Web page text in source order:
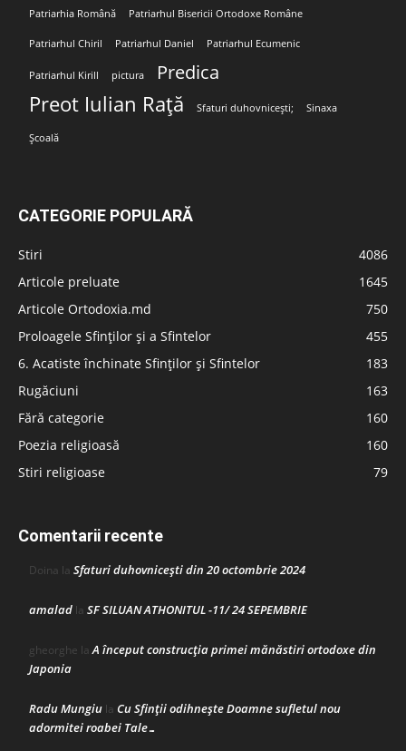
Patriarhia Română Patriarhul Bisericii Ortodoxe Române
Patriarhul Chiril Patriarhul Daniel Patriarhul Ecumenic
Patriarhul Kirill pictura Predica
Preot Iulian Rață Sfaturi duhovnicești; Sinaxa
Școală
CATEGORIE POPULARĂ
Stiri
4086
Articole preluate
1645
Articole Ortodoxia.md
750
Proloagele Sfinților și a Sfintelor
455
6. Acatiste închinate Sfinților și Sfintelor
183
Rugăciuni
163
Fără categorie
160
Poezia religioasă
160
Stiri religioase
79
Comentarii recente
Doina la Sfaturi duhovnicești din 20 octombrie 2024
amalad la SF SILUAN ATHONITUL -11/ 24 SEPEMBRIE
gheorghe laA început construcţia primei mănăstiri ortodoxe din
Japonia
Radu Mungiu la Cu Sfinții odihnește Doamne sufletul nou
adormitei roabei Tale…